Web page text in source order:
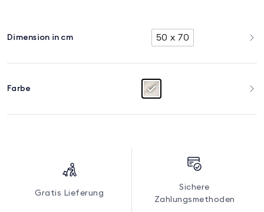
Dimension in cm 50 x 70
Farbe
Gratis Lieferung
Sichere
Zahlungsmethoden